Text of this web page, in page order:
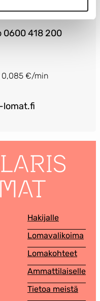
0600 418 200
0,085 €/min
lomat.fi
Hakijalle
Lomavalikoima
Lomakohteet
Ammattilaiselle
Tietoa meistä